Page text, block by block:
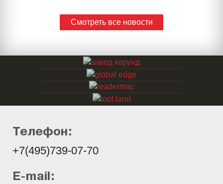
Смотреть все новости
Телефон:
+7(495)739-07-70
E-mail: